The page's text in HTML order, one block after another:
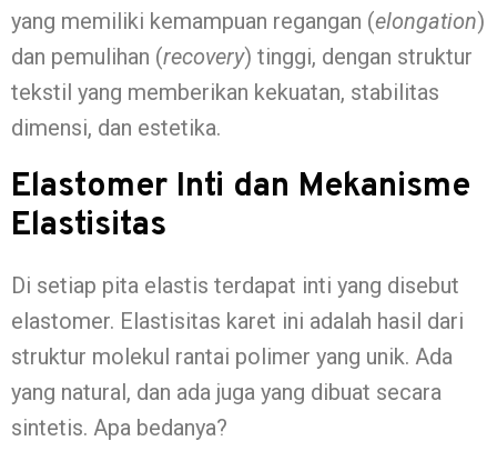
yang memiliki kemampuan regangan (elongation)
dan pemulihan (recovery) tinggi, dengan struktur
tekstil yang memberikan kekuatan, stabilitas
dimensi, dan estetika.
Elastomer Inti dan Mekanisme
Elastisitas
Di setiap pita elastis terdapat inti yang disebut
elastomer. Elastisitas karet ini adalah hasil dari
struktur molekul rantai polimer yang unik. Ada
yang natural, dan ada juga yang dibuat secara
sintetis. Apa bedanya?